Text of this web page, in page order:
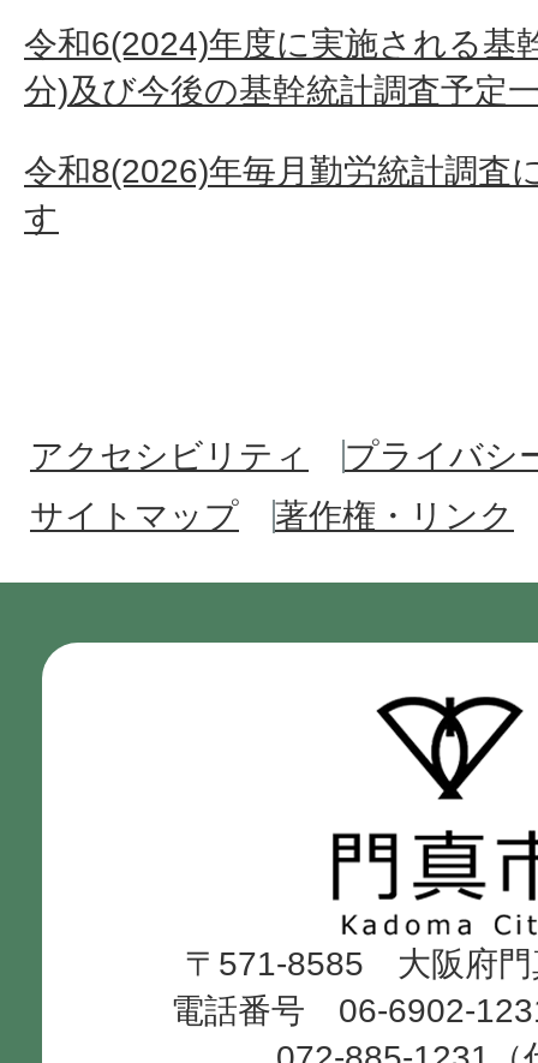
令和6(2024)年度に実施される基
分)及び今後の基幹統計調査予定
令和8(2026)年毎月勤労統計調査
す
アクセシビリティ
プライバシ
サイトマップ
著作権・リンク
市
Kadoma
City
〒571-8585 大阪府門
電話番号 06-6902-